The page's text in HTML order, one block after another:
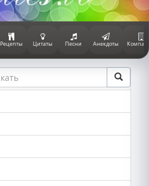
Рецепты Цитаты Песни Анекдоты